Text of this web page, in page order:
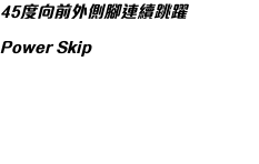
45度向前外側腳連續跳躍
​Power Skip